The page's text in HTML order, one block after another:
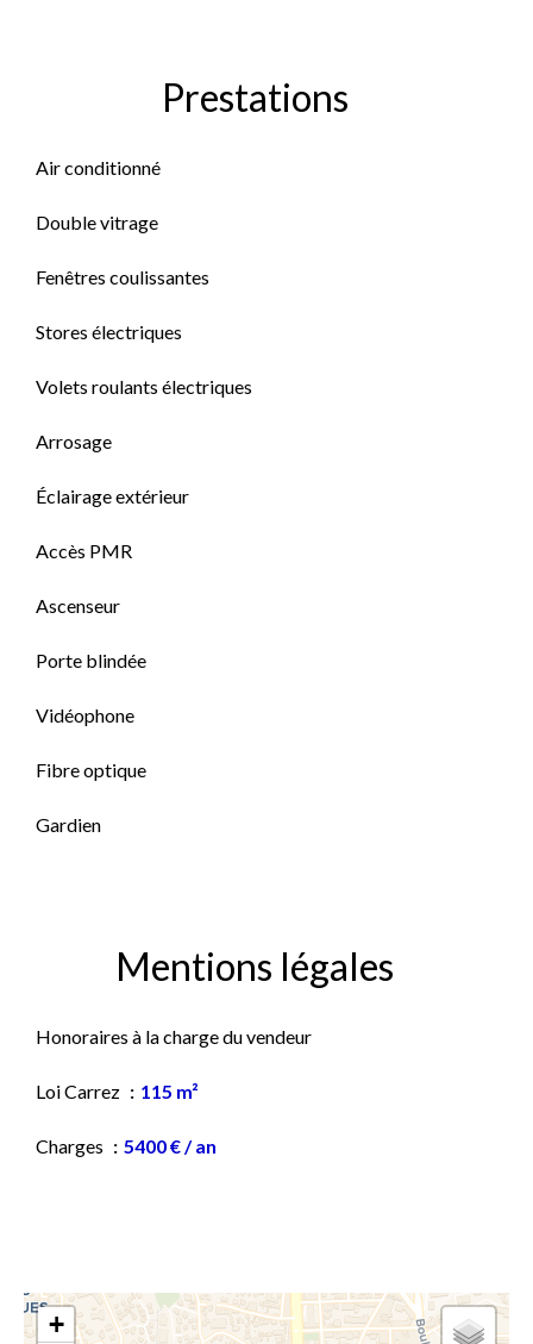
Prestations
Air conditionné
Double vitrage
Fenêtres coulissantes
Stores électriques
Volets roulants électriques
Arrosage
Éclairage extérieur
Accès PMR
Ascenseur
Porte blindée
Vidéophone
Fibre optique
Gardien
Mentions légales
Honoraires à la charge du vendeur
Loi Carrez 115 m²
Charges 5400 € / an
+